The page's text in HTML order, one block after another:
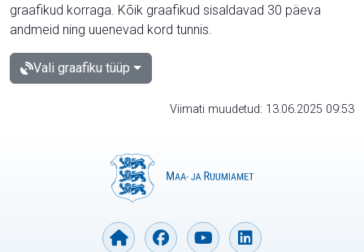
graafikud korraga. Kõik graafikud sisaldavad 30 päeva
andmeid ning uuenevad kord tunnis.
Vali graafiku tüüp
Viimati muudetud: 13.06.2025 09:53